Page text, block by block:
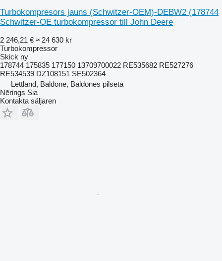
Turbokompresors jauns (Schwitzer-OEM)-DEBW2 (178744
Schwitzer-OE turbokompressor till John Deere
2 246,21 € ≈ 24 630 kr
Turbokompressor
Skick ny
178744 175835 177150 13709700022 RE535682 RE527276
RE534539 DZ108151 SE502364
Lettland, Baldone, Baldones pilsēta
Nērings Sia
Kontakta säljaren